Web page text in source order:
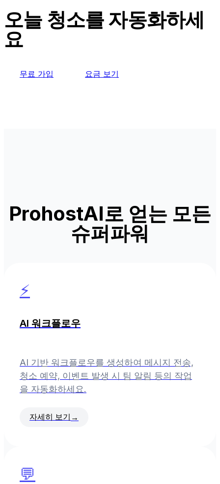
오늘 청소를 자동화하세
요
무료 가입 요금 보기
ProhostAI로 얻는 모든
슈퍼파워
⚡
AI 워크플로우
AI 기반 워크플로우를 생성하여 메시지 전송,
청소 예약, 이벤트 발생 시 팀 알림 등의 작업
을 자동화하세요.
자세히 보기 →
💬